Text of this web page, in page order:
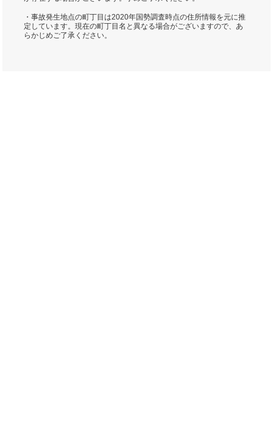
・事故発生地点の町丁目は2020年国勢調査時点の住所情報を元に推
定しています。現在の町丁目名と異なる場合がございますので、あ
らかじめご了承ください。